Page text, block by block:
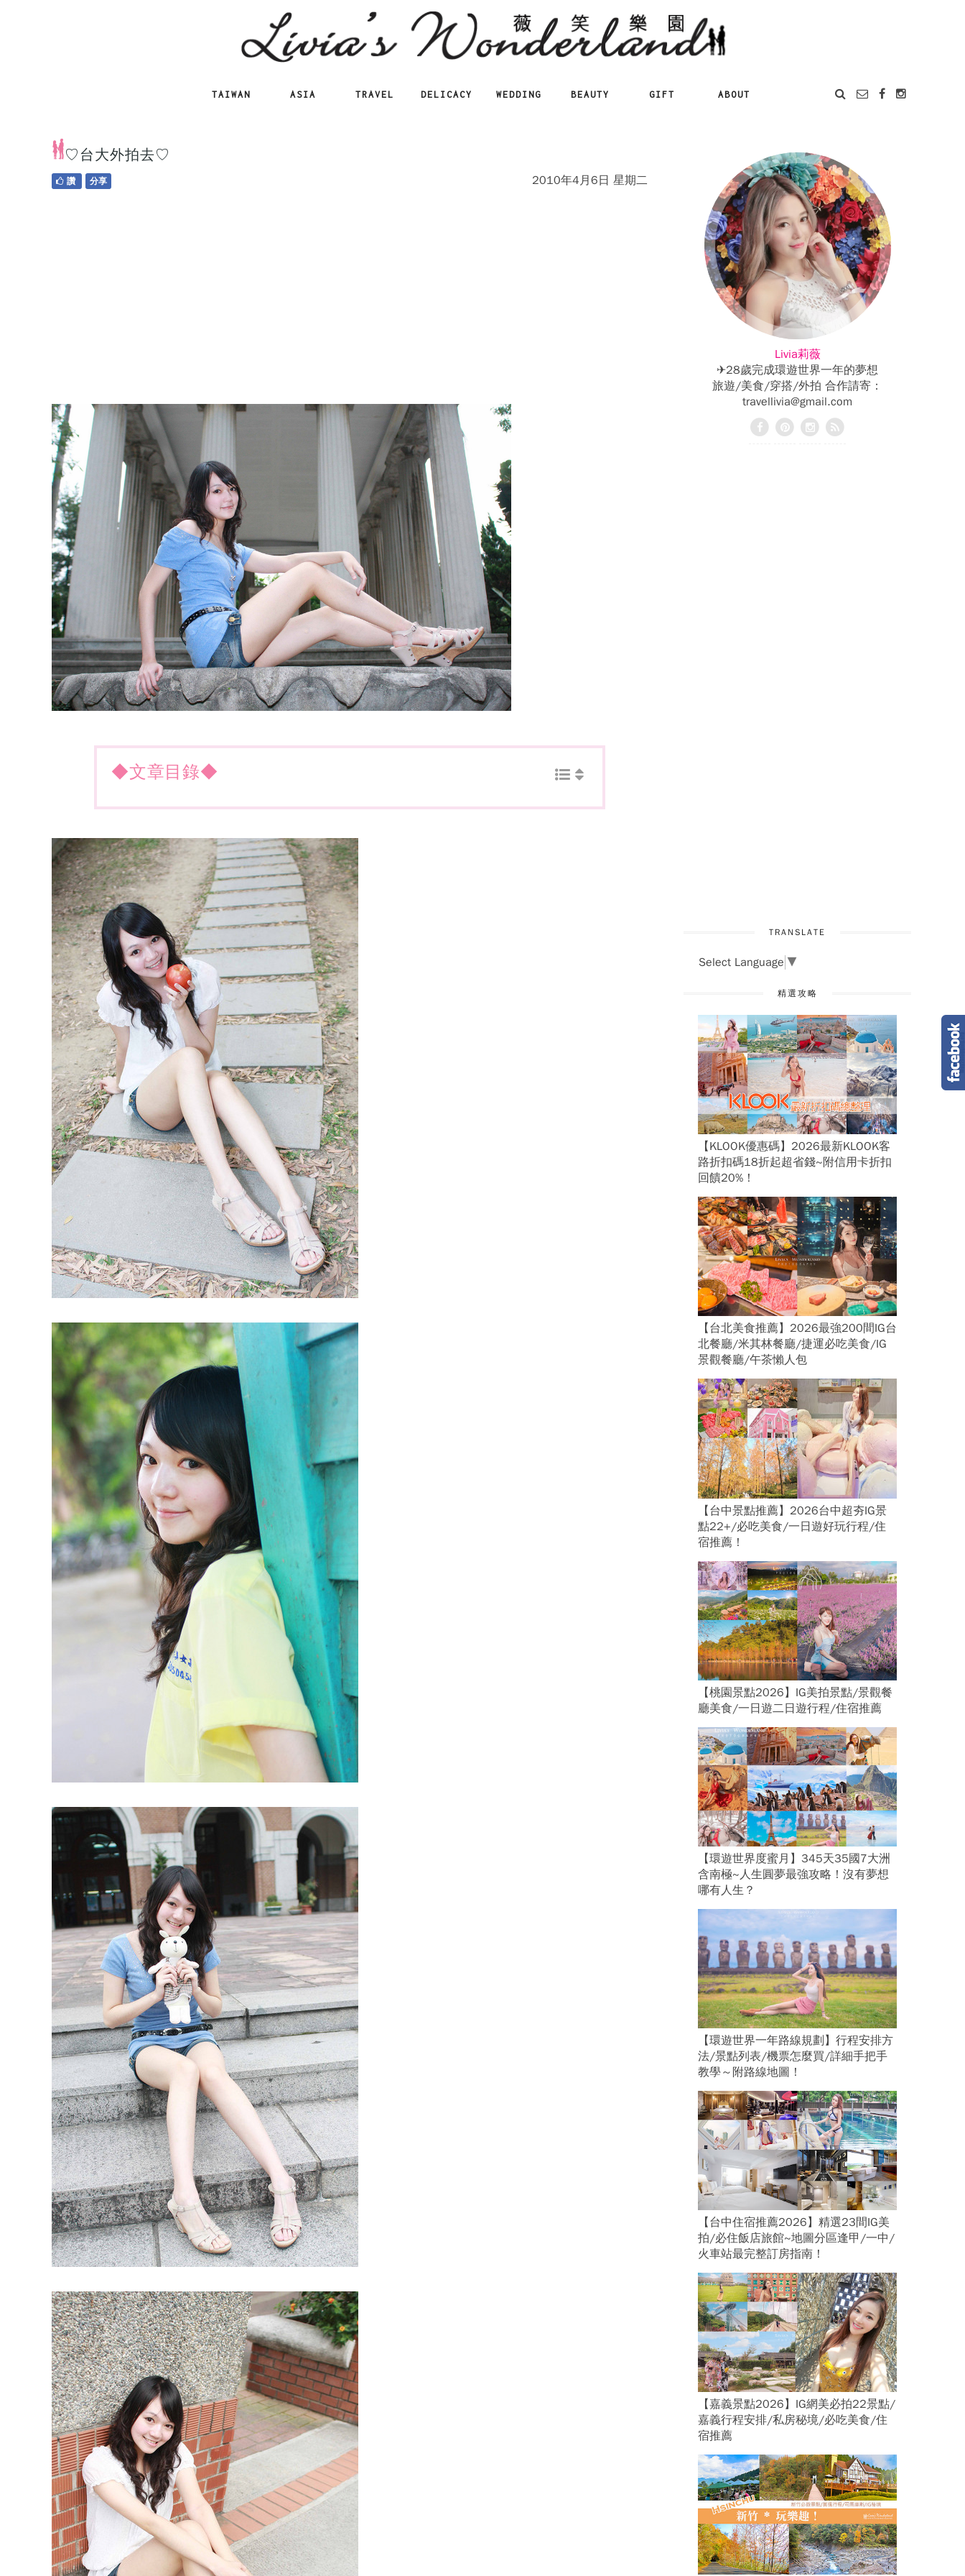
TAIWAN ASIA TRAVEL DELICACY WEDDING BEAUTY GIFT ABOUT
♡台大外拍去♡
2010年4月6日 星期二
讚 分享
◆文章目錄◆
Livia莉薇
✈28歲完成環遊世界一年的夢想
旅遊/美食/穿搭/外拍 合作請寄：
travellivia@gmail.com
TRANSLATE
Select Language ▼
精選攻略
【KLOOK優惠碼】2026最新KLOOK客
路折扣碼18折起超省錢~附信用卡折扣
回饋20%！
【台北美食推薦】2026最強200間IG台
北餐廳/米其林餐廳/捷運必吃美食/IG
景觀餐廳/午茶懶人包
【台中景點推薦】2026台中超夯IG景
點22+/必吃美食/一日遊好玩行程/住
宿推薦！
【桃園景點2026】IG美拍景點/景觀餐
廳美食/一日遊二日遊行程/住宿推薦
【環遊世界度蜜月】345天35國7大洲
含南極~人生圓夢最強攻略！沒有夢想
哪有人生？
【環遊世界一年路線規劃】行程安排方
法/景點列表/機票怎麼買/詳細手把手
教學～附路線地圖！
【台中住宿推薦2026】精選23間IG美
拍/必住飯店旅館~地圖分區逢甲/一中/
火車站最完整訂房指南！
【嘉義景點2026】IG網美必拍22景點/
嘉義行程安排/私房秘境/必吃美食/住
宿推薦